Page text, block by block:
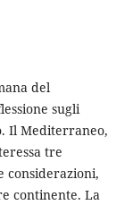
del
sugli
Il Mediterraneo,
tre
considerazioni,
continente. La